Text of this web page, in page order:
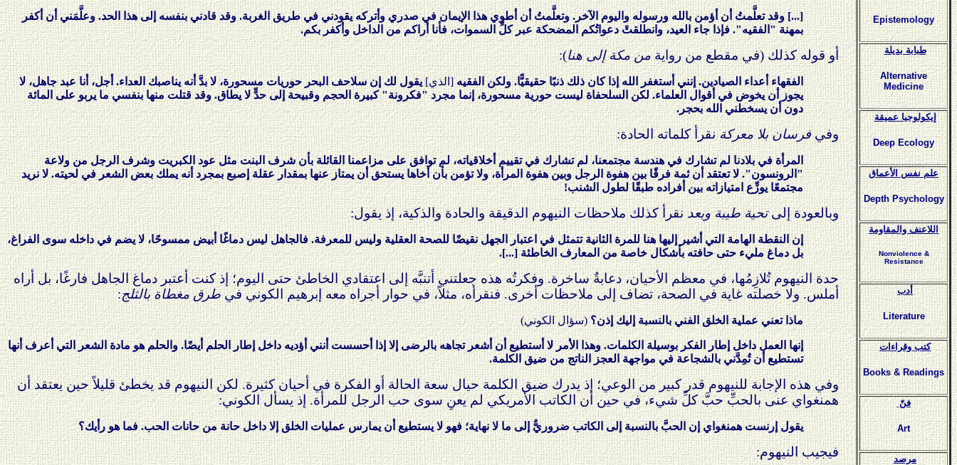
[...] وقد تعلَّمتُ أن أؤمن بالله ورسوله واليوم الآخر. وتعلَّمتُ أن أطوي هذا الإيمان في صدري وأتركه يقودني في طريق الغربة. وقد قادني بنفسه إلى هذا الحد. وعلَّمَني أن أكفر
بمهنة "الفقيه". فإذا جاء العيد، وانطلقتْ دعواتُكم المضحكة عبر كلِّ السموات، فأنا أراكم من الداخل وأكفر بكم.
أو قوله كذلك (في مقطع من روايةمن مكة إلى هنا):
الفقهاء أعداء الصيادين. إنني أستغفر الله إذا كان ذلك ذنبًا حقيقيًّا. ولكن الفقيه[الذي]يقول لك إن سلاحف البحر حوريات مسحورة، لا بدَّ أنه يناصبك العداء. أجل، أنا عبد جاهل، لا
يجوز أن يخوض في أقوال العلماء. لكن السلحفاة ليست حورية مسحورة، إنما مجرد "فكرونة" كبيرة الحجم وقبيحة إلى حدٍّ لا يطاق. وقد قتلت منها بنفسي ما يربو على المائة
دون أن يسخطني الله بحجر.
وفيفرسان بلا معركةنقرأ كلماته الحادة:
المرأة في بلادنا لم تشارك في هندسة مجتمعنا، لم تشارك في تقييم أخلاقياته، لم توافق على مزاعمنا القائلة بأن شرف البنت مثل عود الكبريت وشرف الرجل من ولاعة
"الرونسون". لا تعتقد أن ثمة فرقًا بين هفوة الرجل وبين هفوة المرأة، ولا تؤمن بأن أخاها يستحق أن يمتاز عنها بمقدار عقلة إصبع بمجرد أنه يملك بعض الشعر في لحيته. لا نريد
مجتمعًا يوزِّع امتيازاته بين أفراده طبقًا لطول الشنب!
وبالعودة إلىتحية طيبة وبعدنقرأ كذلك ملاحظات النيهوم الدقيقة والحادة والذكية، إذ يقول:
إن النقطة الهامة التي أشير إليها هنا للمرة الثانية تتمثل في اعتبار الجهل نقيضًا للصحة العقلية وليس للمعرفة. فالجاهل ليس دماغًا أبيض ممسوحًا، لا يضم في داخله سوى الفراغ،
بل دماغ مليء حتى حافته بأشكال خاصة من المعارف الخاطئة [...].
حدة النيهوم تُلازِمُها، في معظم الأحيان، دعابةٌ ساخرة. وفكرتُه هذه جعلتني أتنبَّه إلى اعتقادي الخاطئ حتى اليوم؛ إذ كنت أعتبر دماغ الجاهل فارغًا، بل أراه
أملس. ولا خصلته غاية في الصحة، تضاف إلى ملاحظات أخرى. فنقرأه، مثلاً، في حوار أجراه معه إبرهيم الكوني فيطرق مغطاة بالثلج:
ماذا تعني عملية الخلق الفني بالنسبة إليك إذن؟(سؤال الكوني)
إنها العمل داخل إطار الفكر بوسيلة الكلمات. وهذا الأمر لا أستطيع أن أشعر تجاهه بالرضى إلا إذا أحسست أنني أؤديه داخل إطار الحلم أيضًا. والحلم هو مادة الشعر التي أعرف أنها
تستطيع أن تُمِدَّني بالشجاعة في مواجهة العجز الناتج من ضيق الكلمة.
وفي هذه الإجابة للنيهوم قدر كبير من الوعي؛ إذ يدرك ضيق الكلمة حيال سعة الحالة أو الفكرة في أحيان كثيرة. لكن النيهوم قد يخطئ قليلاً حين يعتقد أن
همنغواي عنى بالحبِّ حبَّ كلِّ شيء، في حين أن الكاتب الأمريكي لم يعنِ سوى حب الرجل للمرأة. إذ يسأل الكوني:
يقول إرنست همنغواي إن الحبَّ بالنسبة إلى الكاتب ضروريٌّ إلى ما لا نهاية؛ فهو لا يستطيع أن يمارس عمليات الخلق إلا داخل حانة من حانات الحب. فما هو رأيك؟
فيجيب النيهوم:
Epistemology
طبابة بديلة
Alternative
Medicine
إيكولوجيا عميقة
Deep Ecology
علم نفس الأعماق
Depth Psychology
اللاعنف والمقاومة
Nonviolence &
Resistance
أدب
Literature
كتب وقراءات
Books & Readings
فنّ
Art
مرصد